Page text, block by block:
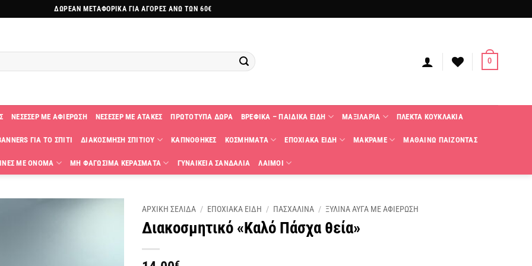
ΔΩΡΕΑΝ ΜΕΤΑΦΟΡΙΚΑ ΓΙΑ ΑΓΟΡΕΣ ΑΝΩ ΤΩΝ 60€
0
ΝΕΣΕΣΕΡ ΜΕ ΑΦΙΕΡΩΣΗ ΝΕΣΕΣΕΡ ΜΕ ΑΤΑΚΕΣ ΠΡΩΤΟΤΥΠΑ ΔΩΡΑ ΒΡΕΦΙΚΑ – ΠΑΙΔΙΚΑ ΕΙΔΗ ΜΑΞΙΛΑΡΙΑ ΠΛΕΚΤΑ KΟΥΚΛΑΚΙΑ
ΓΙΑ ΤΟ ΣΠΙΤΙ ΔΙΑΚΟΣΜΗΣΗ ΣΠΙΤΙΟΥ ΚΑΠΝΟΘΗΚΕΣ ΚΟΣΜΗΜΑΤΑ ΕΠΟΧΙΑΚΑ ΕΙΔΗ ΜΑΚΡΑΜΕ ΜΑΘΑΙΝΩ ΠΑΙΖΟΝΤΑΣ
ΜΕ ΟΝΟΜΑ ΜΗ ΦΑΓΩΣΙΜΑ ΚΕΡΑΣΜΑΤΑ ΓΥΝΑΙΚΕΙΑ ΣΑΝΔΑΛΙΑ ΛΑΙΜΟΙ
ΑΡΧΙΚΗ ΣΕΛΙΔΑ / ΕΠΟΧΙΑΚΑ ΕΙΔΗ / ΠΑΣΧΑΛΙΝΑ / ΞΥΛΙΝΑ ΑΥΓΑ ΜΕ ΑΦΙΕΡΩΣΗ
Διακοσμητικό «Καλό Πάσχα θεία»